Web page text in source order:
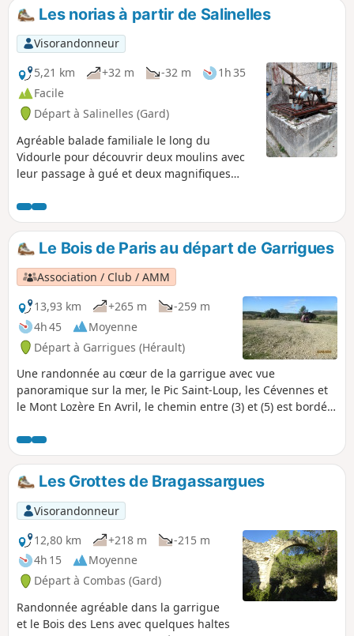
Les norias à partir de Salinelles
Visorandonneur
5,21 km
+32 m -32 m
1h 35
Facile
Départ à Salinelles (Gard)
Agréable balade familiale le long du
Vidourle pour découvrir deux moulins avec
leur passage à gué et deux magnifiques
rythmaient la vie d'autrefois.
Le Bois de Paris au départ de Garrigues
Association / Club / AMM
13,93 km
+265 m
-259 m
4h 45
Moyenne
Départ à Garrigues (Hérault)
Une randonnée au cœur de la garrigue avec vue
panoramique sur la mer, le Pic Saint-Loup, les Cévennes et
le Mont Lozère En Avril, le chemin entre (3) et (5) est bordé
beauté ! .
Les Grottes de Bragassargues
Visorandonneur
12,80 km
+218 m
-215 m
4h 15
Moyenne
Départ à Combas (Gard)
Randonnée agréable dans la garrigue
et le Bois des Lens avec quelques haltes